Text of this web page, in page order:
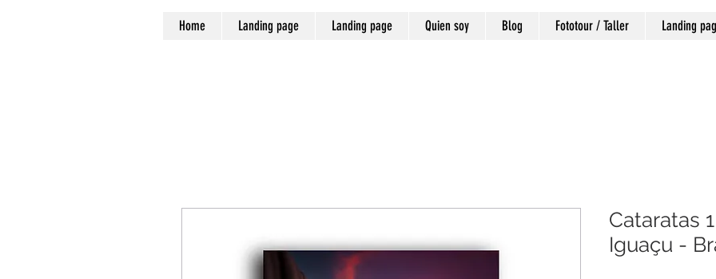
Home Landing page Landing page Quien soy Blog Fototour / Taller Landing
Cataratas
Iguaçu -